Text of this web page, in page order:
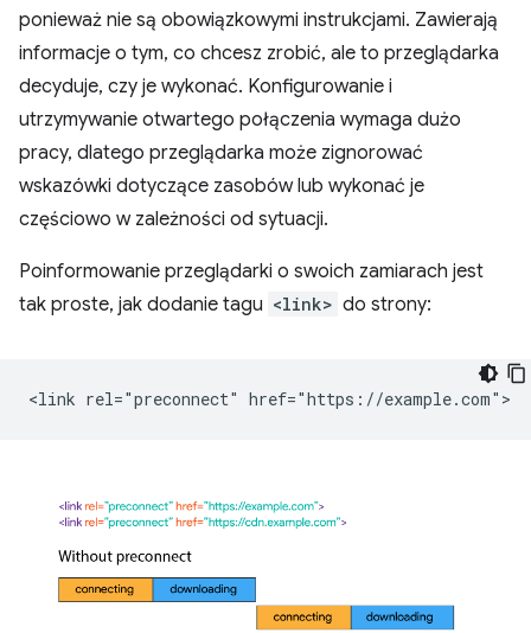
ponieważ nie są obowiązkowymi instrukcjami. Zawierają
informacje o tym, co chcesz zrobić, ale to przeglądarka
decyduje, czy je wykonać. Konfigurowanie i
utrzymywanie otwartego połączenia wymaga dużo
pracy, dlatego przeglądarka może zignorować
wskazówki dotyczące zasobów lub wykonać je
częściowo w zależności od sytuacji.
Poinformowanie przeglądarki o swoich zamiarach jest
tak proste, jak dodanie tagu <link> do strony: